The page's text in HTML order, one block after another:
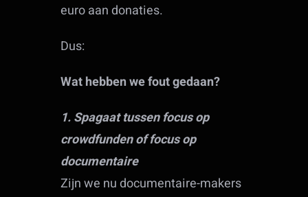
euro aan donaties.
Dus:
Wat hebben we fout gedaan?
1. Spagaat tussen focus op
crowdfunden of focus op
documentaire
Zijn we nu documentaire-makers